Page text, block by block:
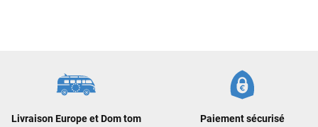
Livraison Europe et Dom tom Paiement sécurisé